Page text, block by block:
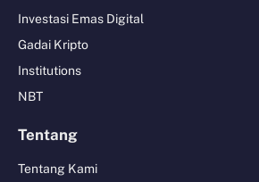
Investasi Emas Digital
Gadai Kripto
Institutions
NBT
Tentang
Tentang Kami